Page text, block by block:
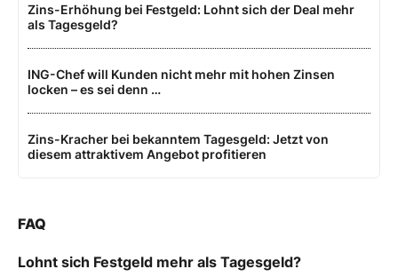
Zins-Erhöhung bei Festgeld: Lohnt sich der Deal mehr
als Tagesgeld?
ING-Chef will Kunden nicht mehr mit hohen Zinsen
locken – es sei denn …
Zins-Kracher bei bekanntem Tagesgeld: Jetzt von
diesem attraktivem Angebot profitieren
FAQ
Lohnt sich Festgeld mehr als Tagesgeld?